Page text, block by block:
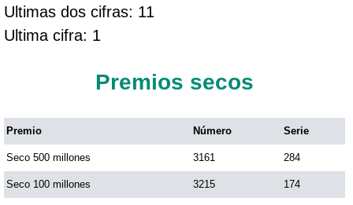
Ultimas dos cifras: 11
Ultima cifra: 1
Premios secos
Premio Número Serie
Seco 500 millones 3161 284
Seco 100 millones 3215 174